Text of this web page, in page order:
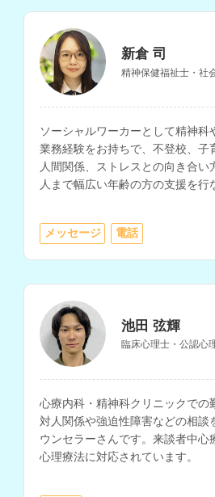
新倉 司
精神保健福祉士・社
ソーシャルワーカーとして精神科
業務経験をお持ちで、不登校、子
人間関係、ストレスとの向き合い
人まで幅広い年齢の方の支援を行
メッセージ 電話
池田 弦輝
臨床心理士・公認心
心療内科・精神科クリニックでの
対人関係や強迫性障害などの相談
ウンセラーさんです。来談者中心
心理療法に対応されています。